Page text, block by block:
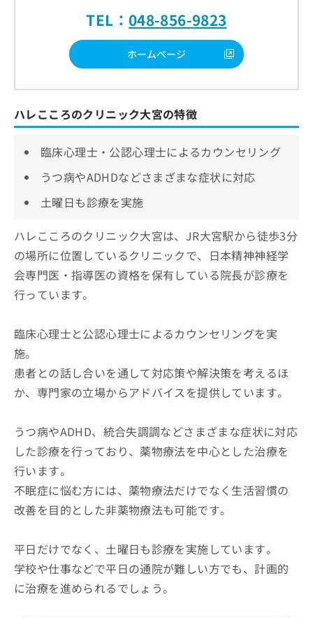
TEL： 048-856-9823
ホームページ
ハレこころのクリニック大宮の特徴
臨床心理士・公認心理士によるカウンセリング
うつ病やADHDなどさまざまな症状に対応
土曜日も診療を実施
ハレこころのクリニック大宮は、JR大宮駅から徒歩3分
の場所に位置しているクリニックで、日本精神神経学
会専門医・指導医の資格を保有している院長が診療を
行っています。
臨床心理士と公認心理士によるカウンセリングを実
施。
患者との話し合いを通して対応策や解決策を考えるほ
か、専門家の立場からアドバイスを提供しています。
うつ病やADHD、統合失調調などさまざまな症状に対応
した診療を行っており、薬物療法を中心とした治療を
行います。
不眠症に悩む方には、薬物療法だけでなく生活習慣の
改善を目的とした非薬物療法も可能です。
平日だけでなく、土曜日も診療を実施しています。
学校や仕事などで平日の通院が難しい方でも、計画的
に治療を進められるでしょう。